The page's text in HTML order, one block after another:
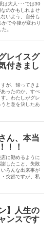
は大人･･･では30
のかもしれませ
いよう、自分も
で今後が変わり
。
レイスグ
付きまし
が、帰ってきま
ったのか、すべ
。わたしがグレ
と意を決したあ
ん、本当
！！
に勤めるように
したこと、失敗
ろんな出来事が
突然ですが、私
】人生の
ンスです